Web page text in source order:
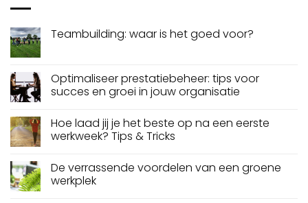
Teambuilding: waar is het goed voor?
Optimaliseer prestatiebeheer: tips voor
succes en groei in jouw organisatie
Hoe laad jij je het beste op na een eerste
werkweek? Tips & Tricks
De verrassende voordelen van een groene
werkplek